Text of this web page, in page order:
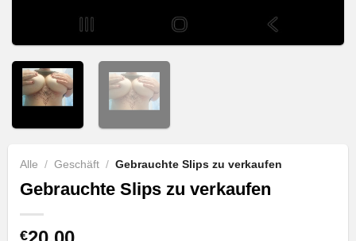
Alle / Geschäft / Gebrauchte Slips zu verkaufen
Gebrauchte Slips zu verkaufen
€